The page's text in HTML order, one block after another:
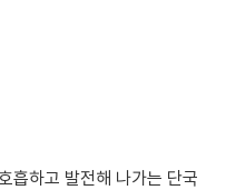
흡하고 발전해 나가는 단국